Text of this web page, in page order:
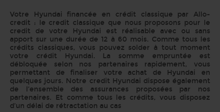
Votre Hyundai financée en crédit classique par Allo-
credit : le credit classique que nous proposons pour le
credit de votre Hyundai est réalisable avec ou sans
apport sur une durée de 12 à 60 mois. Comme tous les
crédits classiques, vous pouvez solder à tout moment
votre crédit Hyundai. La somme empruntée est
débloquée selon nos partenaires rapidement, vous
permettant de finaliser votre achat de Hyundai en
quelques jours. Notre credit Hyundai dispose également
de l’ensemble des assurances proposées par nos
partenaires. Et comme tous les crédits, vous disposez
d’un délai de rétractation au cas